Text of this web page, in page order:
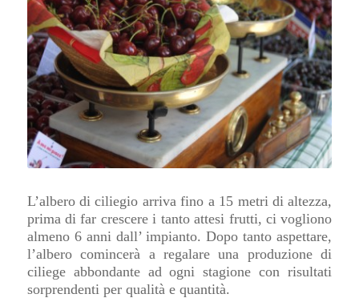
L’albero di ciliegio arriva fino a 15 metri di altezza,
prima di far crescere i tanto attesi frutti, ci vogliono
almeno 6 anni dall’ impianto. Dopo tanto aspettare,
l’albero comincerà a regalare una produzione di
ciliege abbondante ad ogni stagione con risultati
sorprendenti per qualità e quantità.